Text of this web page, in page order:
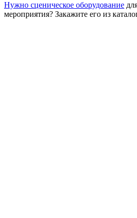
Нужно сценическое оборудование
мероприятия? Закажите его из